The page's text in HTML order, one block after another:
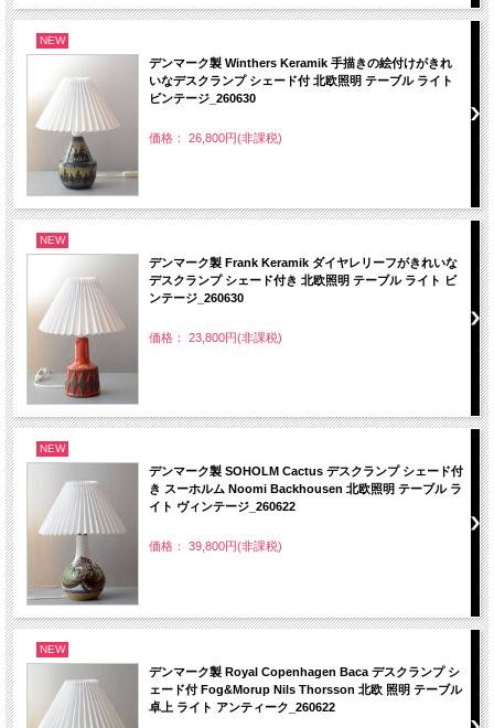
NEW
デンマーク製 Winthers Keramik 手描きの絵付けがきれ
いなデスクランプ シェード付 北欧照明 テーブル ライト
ビンテージ_260630
価格： 26,800円(非課税)
NEW
デンマーク製 Frank Keramik ダイヤレリーフがきれいな
デスクランプ シェード付き 北欧照明 テーブル ライト ビ
ンテージ_260630
価格： 23,800円(非課税)
NEW
デンマーク製 SOHOLM Cactus デスクランプ シェード付
き スーホルム Noomi Backhousen 北欧照明 テーブル ラ
イト ヴィンテージ_260622
価格： 39,800円(非課税)
NEW
デンマーク製 Royal Copenhagen Baca デスクランプ シ
ェード付 Fog&Morup Nils Thorsson 北欧 照明 テーブル
卓上 ライト アンティーク_260622